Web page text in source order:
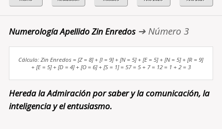
Numerología Apellido Zin Enredos➔ Número 3
Cálculo: Zin Enredos = [Z = 8] + [I = 9] + [N = 5] + [E = 5] + [N = 5] + [R = 9]
+ [E = 5] + [D = 4] + [O = 6] + [S = 1] = 57 = 5 + 7 = 12 = 1 + 2 = 3
Hereda la Admiración por saber y la comunicación, la
inteligencia y el entusiasmo.